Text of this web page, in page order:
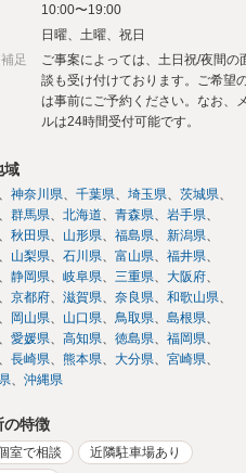
10:00〜19:00
日曜、土曜、祝日
足
ご事案によっては、土日祝/夜間の
談も受け付けております。ご希望
は事前にご予約ください。なお、
ルは24時間受付可能です。
域
神奈川県 千葉県 埼玉県
茨城県
群馬県
北海道 青森県
岩手県
秋田県
山形県 福島県
新潟県
山梨県
石川県 富山県
福井県
静岡県
岐阜県 三重県
大阪府
京都府
滋賀県 奈良県
和歌山県
岡山県
山口県 鳥取県
島根県
愛媛県
高知県 徳島県
福岡県
長崎県
熊本県 大分県
宮崎県
沖縄県
の特徴
室で相談
近隣駐車場あり